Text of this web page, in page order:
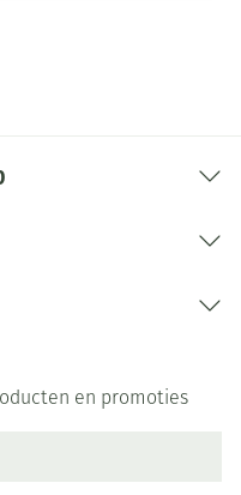
en promoties